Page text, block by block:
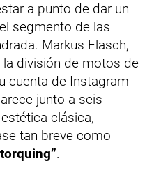
a punto de dar un
segmento de las
Markus Flasch,
división de motos de
cuenta de Instagram
junto a seis
clásica,
tan breve como
.